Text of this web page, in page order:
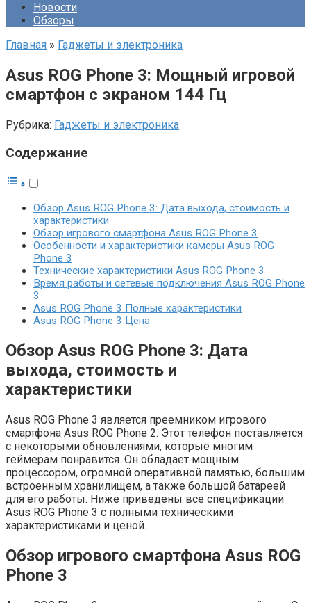
Новости
Обзоры
Главная » Гаджеты и электроника
Asus ROG Phone 3: Мощный игровой
смартфон с экраном 144 Гц
Рубрика: Гаджеты и электроника
Содержание
Обзор Asus ROG Phone 3: Дата выхода, стоимость и
характеристики
Обзор игрового смартфона Asus ROG Phone 3
Особенности и характеристики камеры Asus ROG
Phone 3
Технические характеристики Asus ROG Phone 3
Время работы и сетевые подключения Asus ROG Phone
3
Asus ROG Phone 3 Полные характеристики
Asus ROG Phone 3 Цена
Обзор Asus ROG Phone 3: Дата
выхода, стоимость и
характеристики
Asus ROG Phone 3 является преемником игрового
смартфона Asus ROG Phone 2. Этот телефон поставляется
с некоторыми обновлениями, которые многим
геймерам понравится. Он обладает мощным
процессором, огромной оперативной памятью, большим
встроенным хранилищем, а также большой батареей
для его работы. Ниже приведены все спецификации
Asus ROG Phone 3 с полными техническими
характеристиками и ценой.
Обзор игрового смартфона Asus ROG
Phone 3